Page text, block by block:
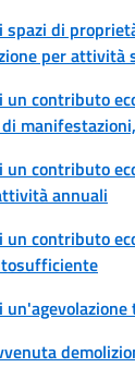
spazi di
per attività
un contributo
un contributo
annuali
un contributo